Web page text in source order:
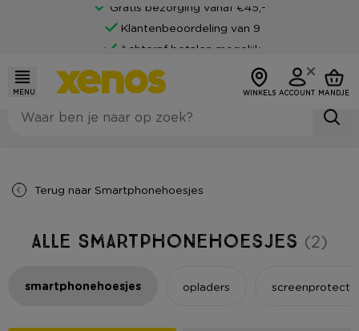
Gratis bezorging vanaf €45,-*
Klantenbeoordeling van 9
Achteraf betalen mogelijk
MENU WINKELS ACCOUNT MANDJE
Terug naar Smartphonehoesjes
Alle Smartphonehoesjes (2)
smartphonehoesjes opladers